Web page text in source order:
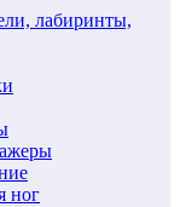
лабиринты,
ног